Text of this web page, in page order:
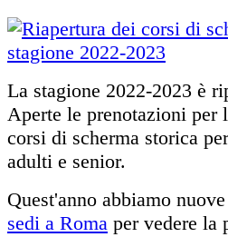
La stagione 2022-2023 è
Aperte le prenotazioni per
corsi di scherma storica
adulti e senior.
Quest'anno abbiamo
sedi a Roma per vedere la